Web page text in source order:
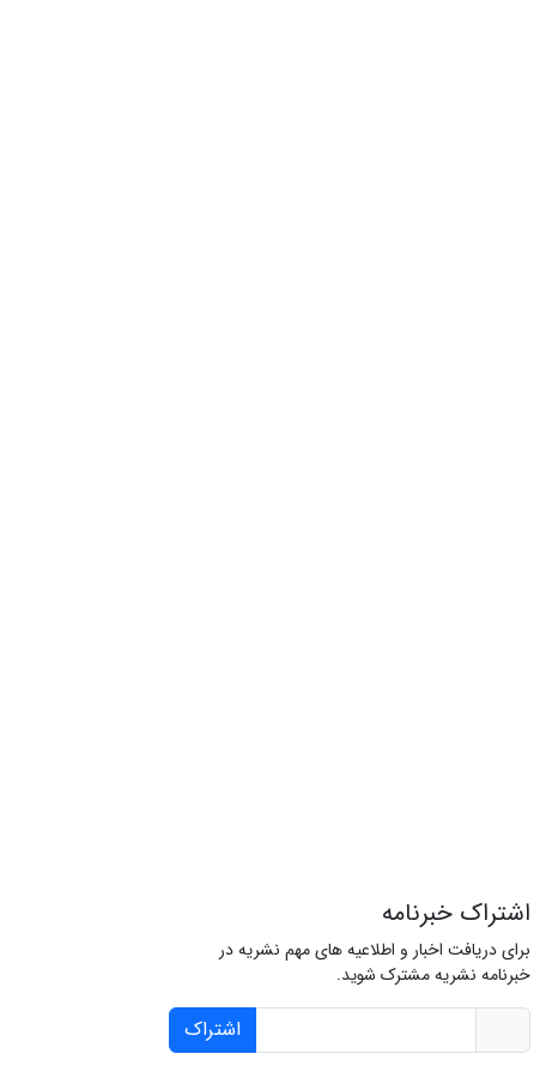
اشتراک خبرنامه
برای دریافت اخبار و اطلاعیه های مهم نشریه در
خبرنامه نشریه مشترک شوید.
اشتراک